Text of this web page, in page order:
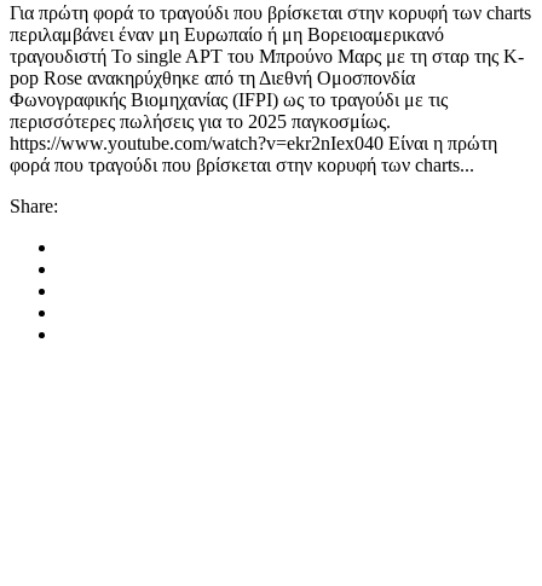
Για πρώτη φορά το τραγούδι που βρίσκεται στην κορυφή των charts
περιλαμβάνει έναν μη Ευρωπαίο ή μη Βορειοαμερικανό
τραγουδιστή Το single APT του Μπρούνο Μαρς με τη σταρ της K-
pop Rose ανακηρύχθηκε από τη Διεθνή Ομοσπονδία
Φωνογραφικής Βιομηχανίας (IFPI) ως το τραγούδι με τις
περισσότερες πωλήσεις για το 2025 παγκοσμίως.
https://www.youtube.com/watch?v=ekr2nIex040 Είναι η πρώτη
φορά που τραγούδι που βρίσκεται στην κορυφή των charts...
Share: